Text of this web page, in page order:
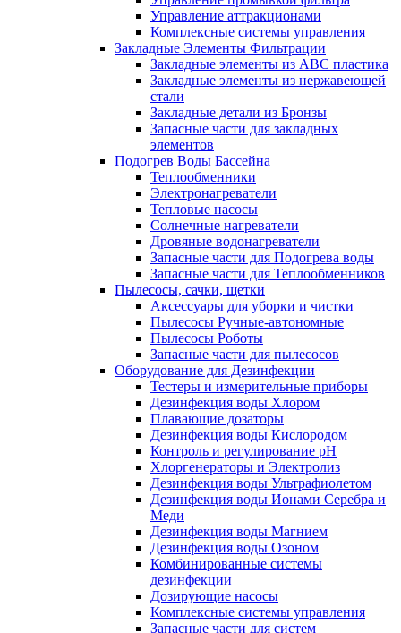
Управление аттракционами
Комплексные системы управления
Закладные Элементы Фильтрации
Закладные элементы из ABC пластика
Закладные элементы из нержавеющей
стали
Закладные детали из Бронзы
Запасные части для закладных
элементов
Подогрев Воды Бассейна
Теплообменники
Электронагреватели
Тепловые насосы
Солнечные нагреватели
Дровяные водонагреватели
Запасные части для Подогрева воды
Запасные части для Теплообменников
Пылесосы, сачки, щетки
Аксессуары для уборки и чистки
Пылесосы Ручные-автономные
Пылесосы Роботы
Запасные части для пылесосов
Оборудование для Дезинфекции
Тестеры и измерительные приборы
Дезинфекция воды Хлором
Плавающие дозаторы
Дезинфекция воды Кислородом
Контроль и регулирование рН
Хлоргенераторы и Электролиз
Дезинфекция воды Ультрафиолетом
Дезинфекция воды Ионами Серебра и
Меди
Дезинфекция воды Магнием
Дезинфекция воды Озоном
Комбинированные системы
дезинфекции
Дозирующие насосы
Комплексные системы управления
Запасные части для систем